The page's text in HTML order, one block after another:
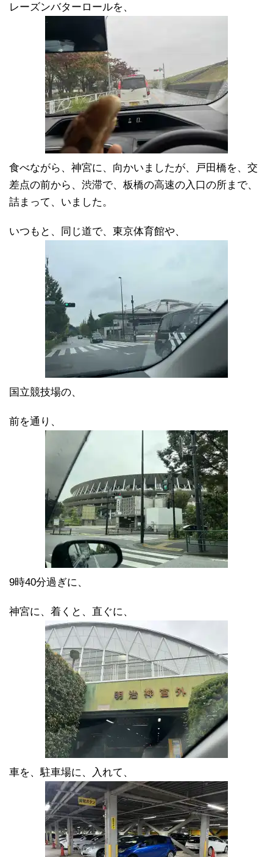
レーズンバターロールを、
食べながら、神宮に、向かいましたが、戸田橋を、交
差点の前から、渋滞で、板橋の高速の入口の所まで、
詰まって、いました。
いつもと、同じ道で、東京体育館や、
国立競技場の、
前を通り、
9時40分過ぎに、
神宮に、着くと、直ぐに、
車を、駐車場に、入れて、